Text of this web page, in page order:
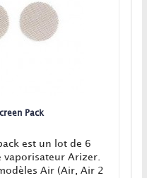
Pack
est un lot de 6
Arizer.
Air (Air, Air 2